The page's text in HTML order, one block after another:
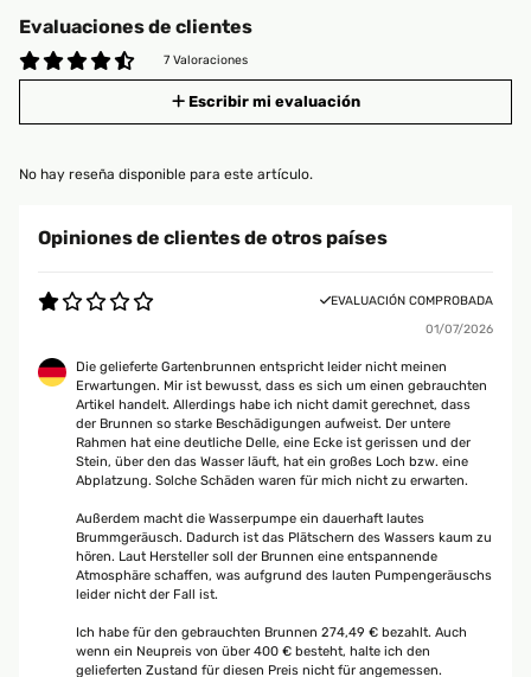
Evaluaciones de clientes
7 Valoraciones
Escribir mi evaluación
No hay reseña disponible para este artículo.
Opiniones de clientes de otros países
EVALUACIÓN COMPROBADA
01/07/2026
Die gelieferte Gartenbrunnen entspricht leider nicht meinen
Erwartungen. Mir ist bewusst, dass es sich um einen gebrauchten
Artikel handelt. Allerdings habe ich nicht damit gerechnet, dass
der Brunnen so starke Beschädigungen aufweist. Der untere
Rahmen hat eine deutliche Delle, eine Ecke ist gerissen und der
Stein, über den das Wasser läuft, hat ein großes Loch bzw. eine
Abplatzung. Solche Schäden waren für mich nicht zu erwarten.
Außerdem macht die Wasserpumpe ein dauerhaft lautes
Brummgeräusch. Dadurch ist das Plätschern des Wassers kaum zu
hören. Laut Hersteller soll der Brunnen eine entspannende
Atmosphäre schaffen, was aufgrund des lauten Pumpengeräuschs
leider nicht der Fall ist.
Ich habe für den gebrauchten Brunnen 274,49 € bezahlt. Auch
wenn ein Neupreis von über 400 € besteht, halte ich den
gelieferten Zustand für diesen Preis nicht für angemessen.